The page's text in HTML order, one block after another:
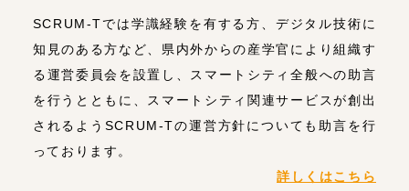
SCRUM-Tでは学識経験を有する方、デジタル技術に
知見のある方など、県内外からの産学官により組織す
る運営委員会を設置し、スマートシティ全般への助言
を行うとともに、スマートシティ関連サービスが創出
されるようSCRUM-Tの運営方針についても助言を行
っております。
詳しくはこちら